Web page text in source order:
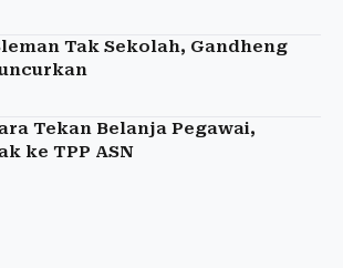
Tak Sekolah, Gandheng
Tekan Belanja Pegawai,
ke TPP ASN